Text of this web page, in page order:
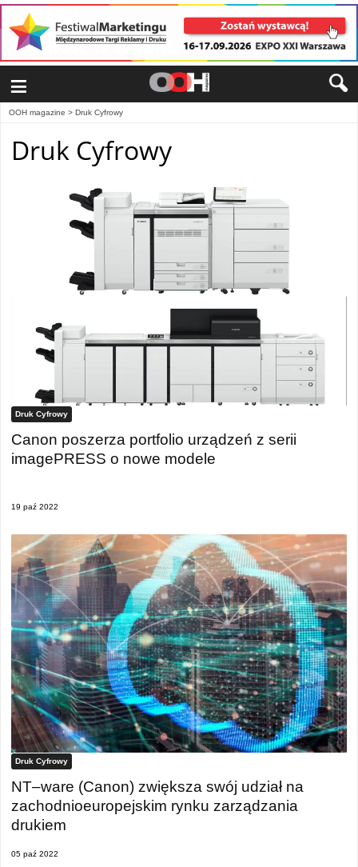
≡
OOH magazine > Druk Cyfrowy
Druk Cyfrowy
Druk Cyfrowy
Canon poszerza portfolio urządzeń z serii
imagePRESS o nowe modele
19 paź 2022
Druk Cyfrowy
NT–ware (Canon) zwiększa swój udział na
zachodnioeuropejskim rynku zarządzania
drukiem
05 paź 2022